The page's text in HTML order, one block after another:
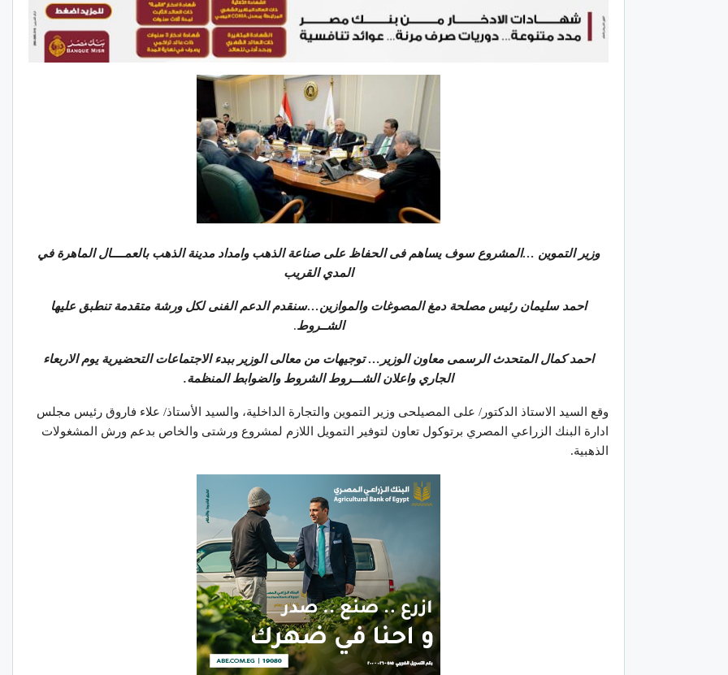
وزير التموين …المشروع سوف يساهم فى الحفاظ على صناعة الذهب وامداد مدينة الذهب بالعمــــال الماهرة في
المدي القريب
احمد سليمان رئيس مصلحة دمغ المصوغات والموازين…سنقدم الدعم الفنى لكل ورشة متقدمة تنطبق عليها
الشــروط.
احمد كمال المتحدث الرسمى معاون الوزير… توجيهات من معالى الوزير ببدء الاجتماعات التحضيرية يوم الاربعاء
الجاري واعلان الشـــروط الشروط والضوابط المنظمة.
وقع السيد الاستاذ الدكتور/ على المصيلحى وزير التموين والتجارة الداخلية، والسيد الأستاذ/ علاء فاروق رئيس مجلس
ادارة البنك الزراعي المصري برتوكول تعاون لتوفير التمويل اللازم لمشروع ورشتى والخاص بدعم ورش المشغولات
الذهبية.